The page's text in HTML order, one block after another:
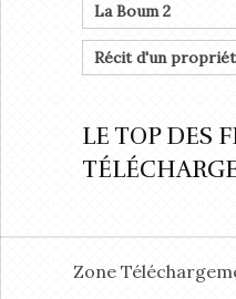
La Boum 2
Récit d'un
LE TOP DES
Zone